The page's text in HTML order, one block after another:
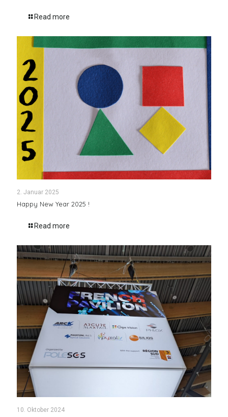
Read more
2. Januar 2025
Happy New Year 2025 !
Read more
10. Oktober 2024